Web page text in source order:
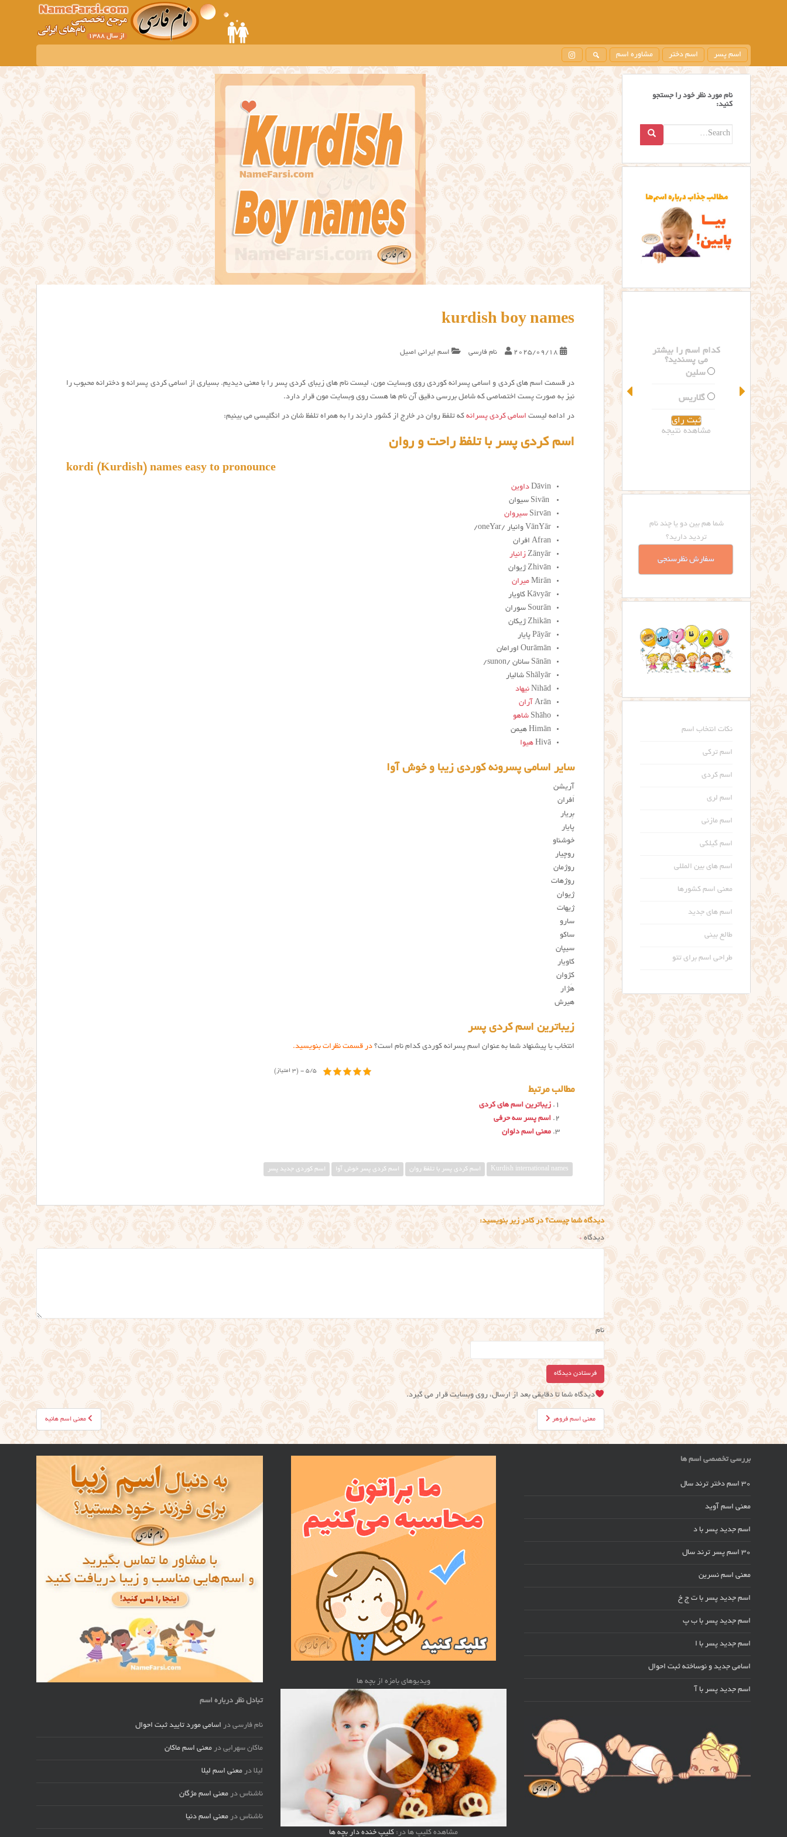
m
i
n
t
e
n
اسم پسر اسم دختر مشاوره اسم
kurdish boy names
2025/09/18 نام فارسی اسم ایرانی اصیل
در قسمت اسم های کردی و اسامی پسرانه کوردی روی وبسایت مون، لیست نام های زیبای کردی پسر را با معنی دیدیم. بسیاری از اسامی کردی پسرانه و دخترانه محبوب را
نیز به صورت پست اختصاصی که شامل بررسی دقیق آن نام ها هست روی وبسایت مون قرار دارد.
در ادامه لیست اسامی کردی پسرانه که تلفظ روان در خارج از کشور دارند را به همراه تلفظ شان در انگلیسی می بینیم:
اسم کردی پسر با تلفظ راحت و روان
kordi (Kurdish) names easy to pronounce
Dāvin داوین
Sirvān سیروان
VānYār وانیار /oneYar/
Afran افران
Zānyār زانیار
Zhivān ژیوان
Mirān میران
Kāvyār کاویار
Sourān سوران
Zhikān ژیکان
Pāyār پایار
Ourāmān اورامان
Sānān سانان /sunon/
Shālyār شالیار
Nihād نیهاد
Arān آران
Shāho شاهو
Himān هیمن
Hivā هیوا
سایر اسامی پسرونه کوردی زیبا و خوش آوا
آریشن
اَفران
بِریار
پایار
خوشناو
روچیار
روژمان
روژهات
ژيوان
ژيهات
سارو
ساکو
سیپان
کاویار
کژوان
هَژار
هیرش
زیباترین اسم کردی پسر
انتخاب یا پیشنهاد شما به عنوان اسم پسرانه کوردی کدام نام است؟ در قسمت نظرات بنویسید.
5/5 - (3 امتیاز)
مطالب مرتبط
زیباترین اسم های کردی
اسم پسر سه حرفی
معنی اسم دلوان
Kurdish international names اسم کردی پسر با تلفظ روان اسم کردی پسر خوش آوا اسم کوردی جدید پسر
دیدگاه شما چیست؟ در کادر زیر بنویسید:
دیدگاه *
نام
دیدگاه شما تا دقایقی بعد از ارسال، روی وبسایت قرار می گیرد.
راهبری
نوشته
معنی اسم هانیه معنی اسم فروهر
نام مورد نظر خود را جستجو
کنید:
Search
کدام اسم را بیشتر
می پسندید؟
سلین
گلاریس
مشاهده نتیجه
شما هم بین دو یا چند نام
تردید دارید؟
سفارش نظرسنجی
نکات انتخاب اسم
اسم ترکی
اسم کردی
اسم لری
اسم مازنی
اسم گیلکی
اسم های بین المللی
معنی اسم کشورها
اسم های جدید
طالع بینی
طراحی اسم برای تتو
تبادل نظر درباره اسم
نام فارسی در اسامی مورد تایید ثبت احوال
ماکان سهرابی درمعنی اسم ماکان
لیلا درمعنی اسم لیلا
ناشناس درمعنی اسم مژگان
ناشناس درمعنی اسم دنیا
ویدیوهای بامزه از بچه ها
مشاهده کلیپ ها در:کلیپ خنده دار بچه ها
بررسی تخصصی اسم ها
30 اسم دختر ترند سال
معنی اسم آوید
اسم جدید پسر با د
30 اسم پسر ترند سال
معنی اسم نسرین
اسم جدید پسر با ت ج خ
اسم جدید پسر با ب پ
اسم جدید پسر با ا
اسامی جدید و نوساخته ثبت احوال
اسم جدید پسر با آ